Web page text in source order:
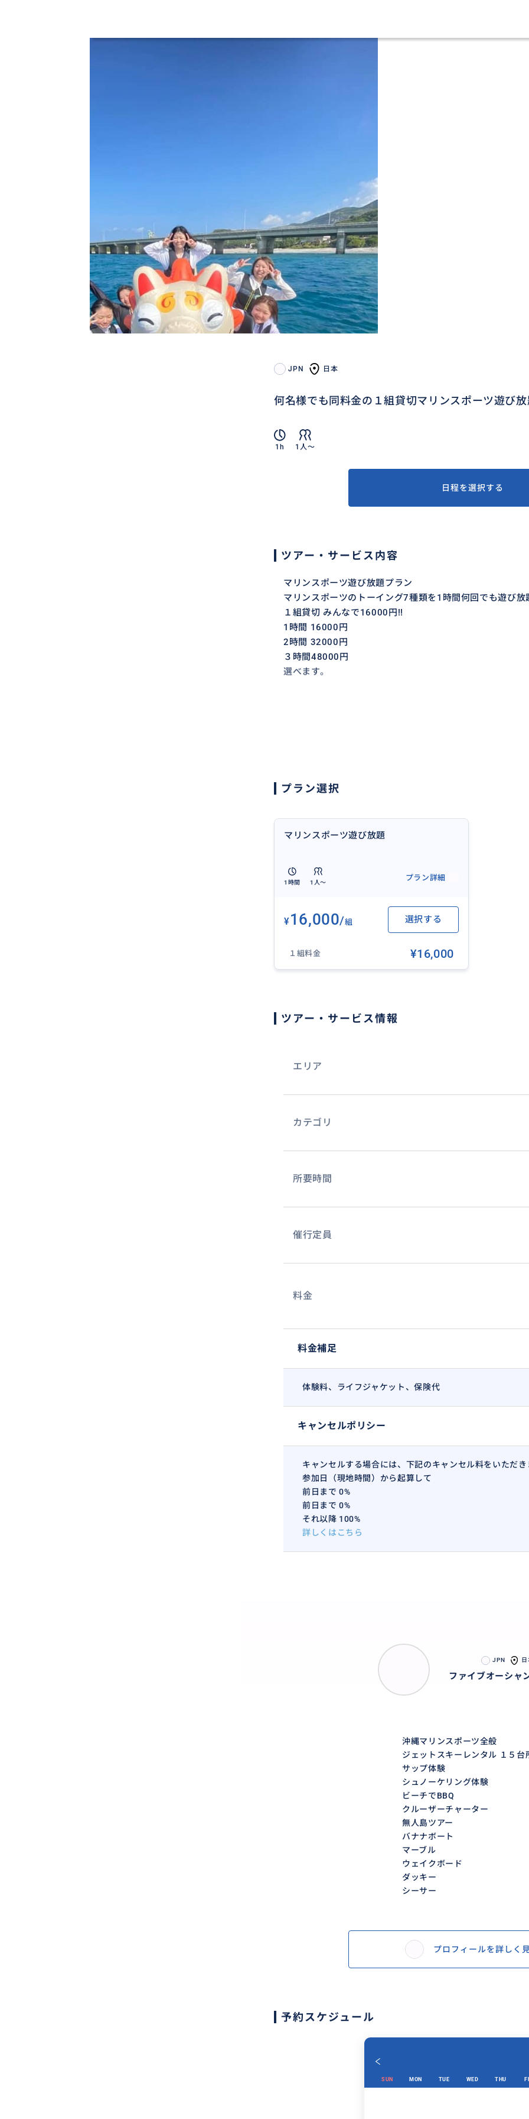
JPN 日本
何名様でも同料金の１組貸切マリンスポーツ遊び
1h 1人〜
日程を選択する
ツアー・サービス内容
マリンスポーツ遊び放題プラン
マリンスポーツのトーイング7種類を1時間何回でも遊び放
１組貸切 みんなで16000円!!
1時間 16000円
2時間 32000円
３時間48000円
選べます。
プラン選択
マリンスポーツ遊び放題
1時間 1人〜
プラン詳細
¥16,000/組 選択する
１組料金 ¥16,000
ツアー・サービス情報
エリア
カテゴリ
所要時間
催行定員
料金
料金補足
体験料、ライフジャケット、保険代
キャンセルポリシー
キャンセルする場合には、下記のキャンセル料をいただき
参加日（現地時間）から起算して
前日まで 0%
前日まで 0%
それ以降 100%
詳しくはこちら
JPN 日
ファイブオーシャ
沖縄マリンスポーツ全般
ジェットスキーレンタル １５台
サップ体験
シュノーケリング体験
ビーチでBBQ
クルーザーチャーター
無人島ツアー
バナナボート
マーブル
ウェイクボード
ダッキー
シーサー
プロフィールを詳しく
予約スケジュール
SUN MON TUE WED THU